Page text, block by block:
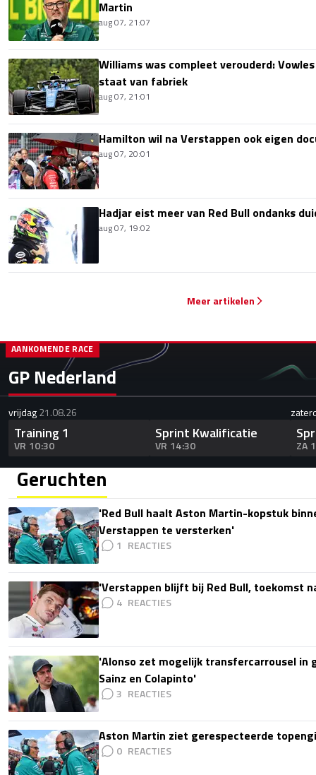
Martin
aug 07, 21:07
Williams was compleet verouderd:
staat van fabriek
aug 07, 21:01
Hamilton wil na Verstappen ook eigen
aug 07, 20:01
Hadjar eist meer van Red Bull ondanks
aug 07, 19:02
Meer artikelen
GP Nederland
AANKOMENDE RACE
vrijdag21.08.26
Training 1
VR 10:30
Sprint Kwalificatie
VR 14:30 ZA
Geruchten
'Red Bull haalt Aston Martin-kopstuk
Verstappen te versterken'
1
'Verstappen blijft bij Red Bull, toekomst
4
'Alonso zet mogelijk transfercarrousel in
Sainz en Colapinto'
3
Aston Martin ziet gerespecteerde
0